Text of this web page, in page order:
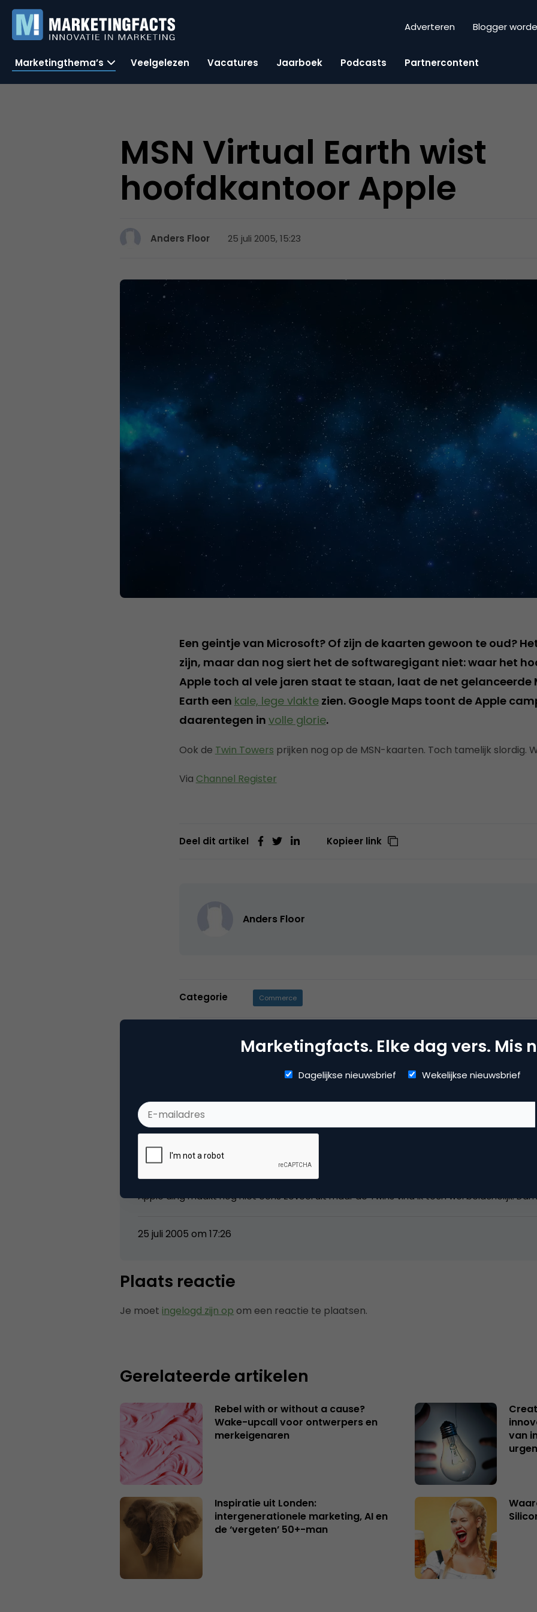
Adverteren Blogger
Marketingthema’s Veelgelezen Vacatures Jaarboek Podcasts Partnercontent
MSN Virtual Earth wist
hoofdkantoor Apple
Anders Floor 25 juli 2005, 15:23
Een geintje van Microsoft? Of zijn de kaarten gewoon te oud?
zijn, maar dan nog siert het de softwaregigant niet: waar het
Apple toch al vele jaren staat te staan, laat de net gelanceerde
Earth een kale, lege vlaktezien. Google Maps toont de Apple
daarentegen in volle glorie.
Ook de Twin Towers prijken nog op de MSN-kaarten. Toch tamelijk slordig.
Via Channel Register
Deel dit artikel Kopieer link
Anders Floor
Categorie Commerce
1 Reactie
The Logfather
Apple ding maakt nog niet eens zoveel uit maar de Twins vind ik toch wel belachelijk.
25 juli 2005 om 17:26
Plaats reactie
Je moet ingelogd zijn op om een reactie te plaatsen.
Gerelateerde artikelen
Rebel with or without a cause?
Wake-upcall voor ontwerpers en
merkeigenaren
van
Inspiratie uit Londen:
intergenerationele marketing, AI en
de ‘vergeten’ 50+-man
Marketingfacts. Elke dag vers. Mis
Dagelijkse nieuwsbrief Wekelijkse nieuwsbrief